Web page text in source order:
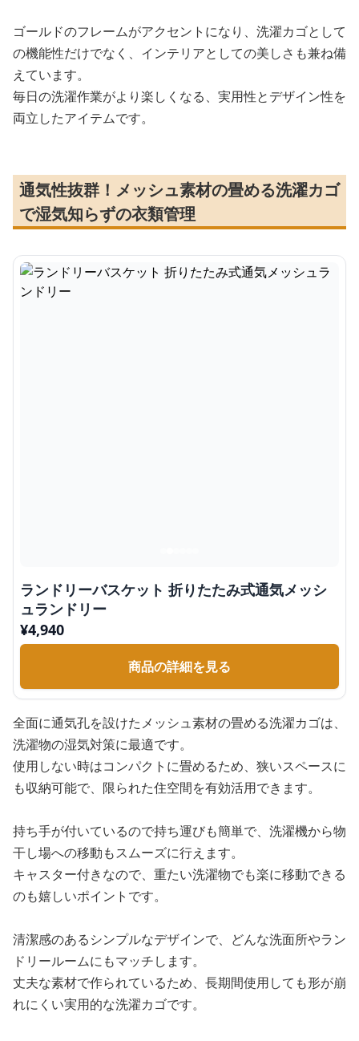
ゴールドのフレームがアクセントになり、洗濯カゴとして
の機能性だけでなく、インテリアとしての美しさも兼ね備
えています。
毎日の洗濯作業がより楽しくなる、実用性とデザイン性を
両立したアイテムです。
通気性抜群！メッシュ素材の畳める洗濯カゴ
で湿気知らずの衣類管理
ランドリーバスケット 折りたたみ式通気メッシ
ュランドリー
¥4,940
商品の詳細を見る
全面に通気孔を設けたメッシュ素材の畳める洗濯カゴは、
洗濯物の湿気対策に最適です。
使用しない時はコンパクトに畳めるため、狭いスペースに
も収納可能で、限られた住空間を有効活用できます。
持ち手が付いているので持ち運びも簡単で、洗濯機から物
干し場への移動もスムーズに行えます。
キャスター付きなので、重たい洗濯物でも楽に移動できる
のも嬉しいポイントです。
清潔感のあるシンプルなデザインで、どんな洗面所やラン
ドリールームにもマッチします。
丈夫な素材で作られているため、長期間使用しても形が崩
れにくい実用的な洗濯カゴです。